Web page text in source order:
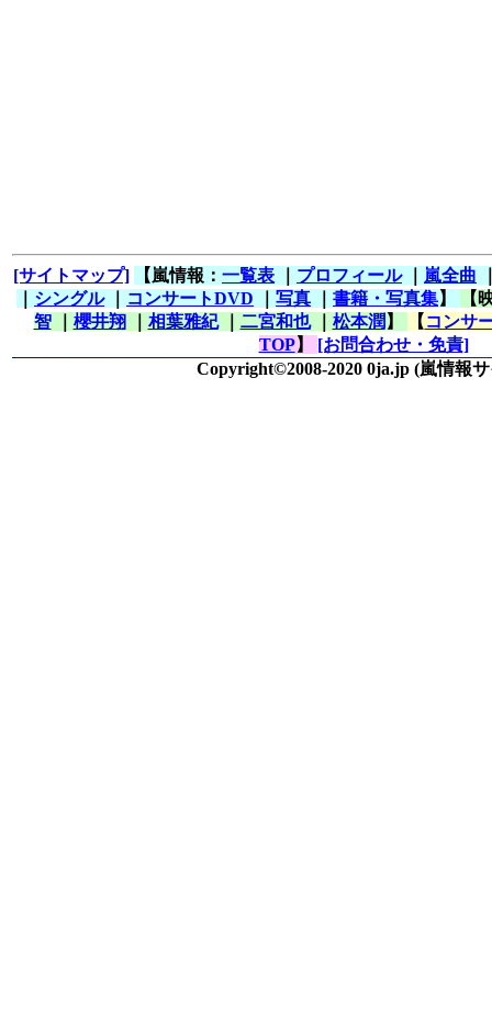
[サイトマップ] 【嵐情報： 一覧表 プロフィール｜ 嵐全曲
シングル｜ コンサートDVD 写真 書籍・写真集】
【
智｜ 櫻井翔 相葉雅紀｜ 二宮和也｜ 松本潤 】 【 コンサ
TOP】 [お問合わせ・免責]
Copyright©2008-2020 0ja.jp (嵐情報